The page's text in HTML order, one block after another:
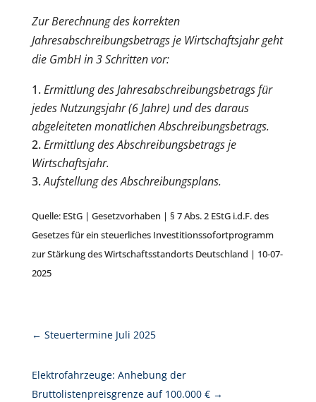
Zur Berechnung des korrekten
Jahresabschreibungsbetrags je Wirtschaftsjahr geht
die GmbH in 3 Schritten vor:
Ermittlung des Jahresabschreibungsbetrags für
jedes Nutzungsjahr (6 Jahre) und des daraus
abgeleiteten monatlichen Abschreibungsbetrags.
Ermittlung des Abschreibungsbetrags je
Wirtschaftsjahr.
Aufstellung des Abschreibungsplans.
Quelle: EStG | Gesetzvorhaben | § 7 Abs. 2 EStG i.d.F. des
Gesetzes für ein steuerliches Investitionssofortprogramm
zur Stärkung des Wirtschaftsstandorts Deutschland | 10-07-
2025
← Steuertermine Juli 2025
Elektrofahrzeuge: Anhebung der
Bruttolistenpreisgrenze auf 100.000 €→